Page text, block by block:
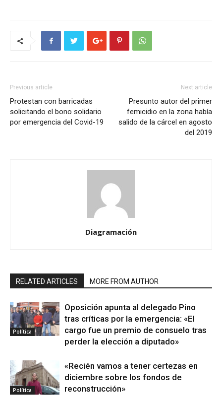
Previous article
Protestan con barricadas
solicitando el bono solidario
por emergencia del Covid-19
Next article
Presunto autor del primer
femicidio en la zona había
salido de la cárcel en agosto
del 2019
Diagramación
RELATED ARTICLES MORE FROM AUTHOR
Política
Oposición apunta al delegado Pino
tras críticas por la emergencia: «El
cargo fue un premio de consuelo tras
perder la elección a diputado»
Política
«Recién vamos a tener certezas en
diciembre sobre los fondos de
reconstrucción»